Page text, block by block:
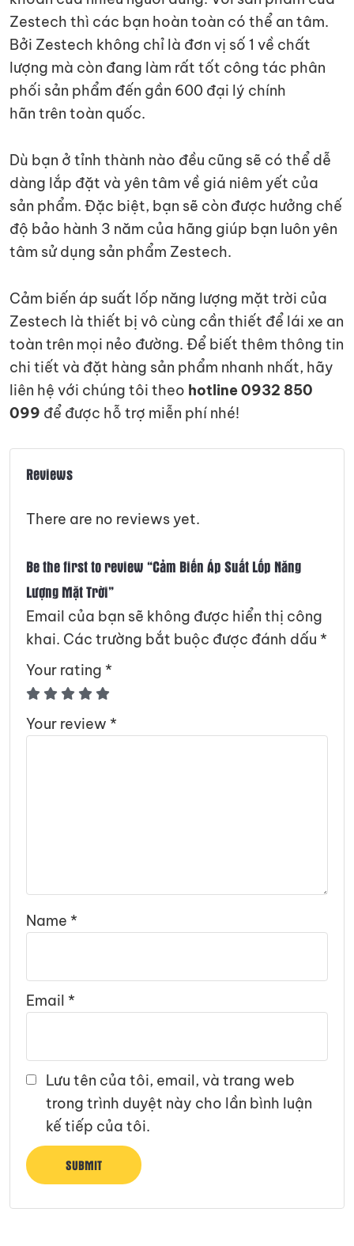
Zestech thì các bạn hoàn toàn có thể an tâm.
Bởi Zestech không chỉ là đơn vị số 1 về chất
lượng mà còn đang làm rất tốt công tác phân
phối sản phẩm đến gần 600 đại lý chính
hãn trên toàn quốc.
Dù bạn ở tỉnh thành nào đều cũng sẽ có thể dễ
dàng lắp đặt và yên tâm về giá niêm yết của
sản phẩm. Đặc biệt, bạn sẽ còn được hưởng chế
độ bảo hành 3 năm của hãng giúp bạn luôn yên
tâm sử dụng sản phẩm Zestech.
Cảm biến áp suất lốp năng lượng mặt trời của
Zestech là thiết bị vô cùng cần thiết để lái xe an
toàn trên mọi nẻo đường. Để biết thêm thông tin
chi tiết và đặt hàng sản phẩm nhanh nhất, hãy
liên hệ với chúng tôi theo hotline 0932 850
099 để được hỗ trợ miễn phí nhé!
Reviews
There are no reviews yet.
Be the first to review “Cảm Biến Áp Suất Lốp Năng
Lượng Mặt Trời”
Email của bạn sẽ không được hiển thị công
khai. Các trường bắt buộc được đánh dấu *
Your rating *
Your review *
Name *
Email *
Lưu tên của tôi, email, và trang web
trong trình duyệt này cho lần bình luận
kế tiếp của tôi.